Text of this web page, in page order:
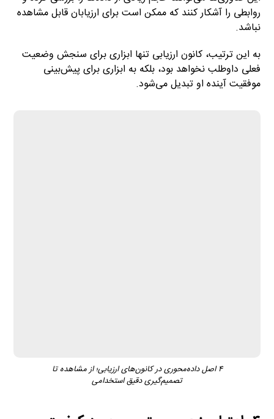
روابطی را آشکار کنند که ممکن است برای ارزیابان قابل مشاهده
نباشد.
به این ترتیب، کانون ارزیابی تنها ابزاری برای سنجش وضعیت
فعلی داوطلب نخواهد بود، بلکه به ابزاری برای پیش‌بینی
موفقیت آینده او تبدیل می‌شود.
۴ اصل داده‌محوری در کانون‌های ارزیابی؛ از مشاهده تا
تصمیم‌گیری دقیق استخدامی